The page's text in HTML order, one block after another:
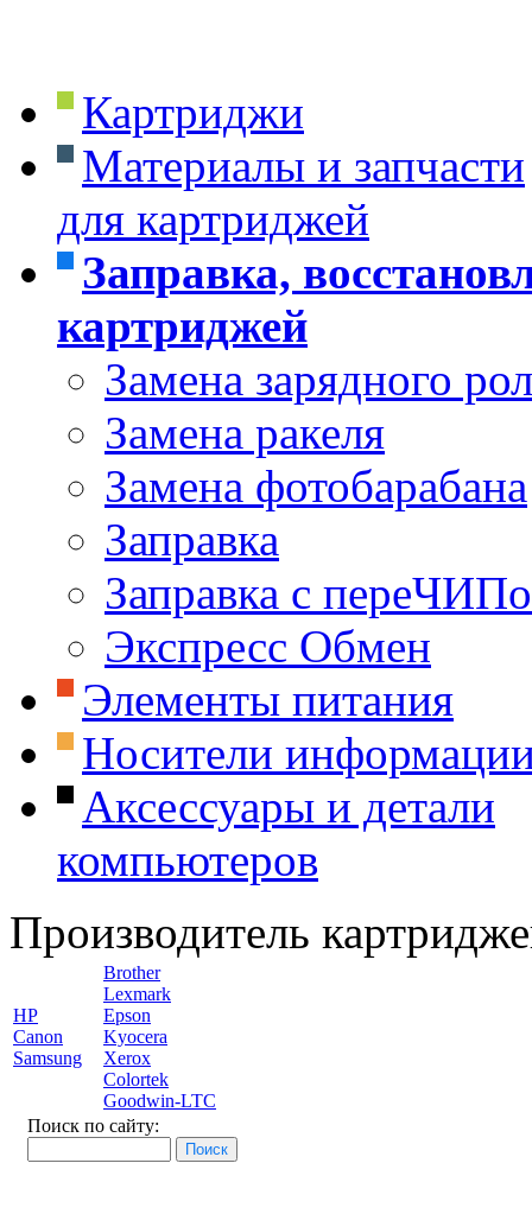
Картриджи
Материалы и запчасти
для картриджей
Заправка,
картриджей
Замена зарядного
Замена ракеля
Замена фотобарабана
Заправка
Заправка с
Экспресс Обмен
Элементы питания
Носители
Аксессуары и детали
компьютеров
Производитель
HP
Canon
Samsung
Brother
Lexmark
Epson
Kyocera
Xerox
Colortek
Goodwin-LTC
Поиск по сайту: